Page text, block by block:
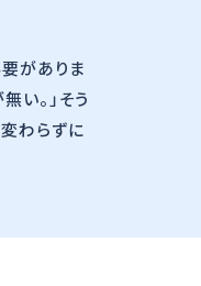
がありま
い。」そう
わらずに